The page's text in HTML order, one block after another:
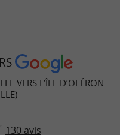
VERS L’ÎLE D’OLÉRON
130 avis